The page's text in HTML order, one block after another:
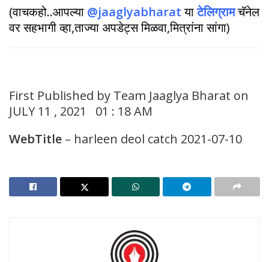
(वाचकहो..आपल्या @jaaglyabharat याटेलिग्रामचॅनेल
वर सहभागी व्हा,ताज्या अपडेट्स मिळवा,मित्रांना सांगा)
First Published by Team Jaaglya Bharat on
JULY 11 , 2021 01 : 18 AM
WebTitle – harleen deol catch 2021-07-10